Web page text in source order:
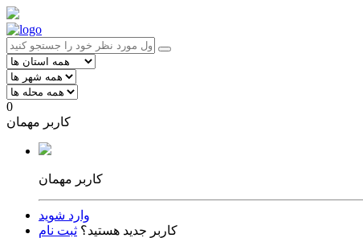
0
کاربر مهمان
کاربر مهمان
وارد شوید
کاربر جدید هستید؟ ثبت نام